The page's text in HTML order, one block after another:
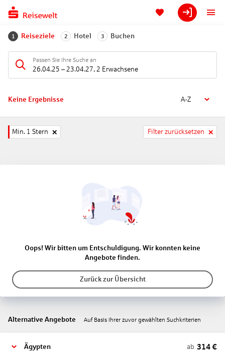
1 Reiseziele 2 Hotel 3 Buchen
Passen Sie Ihre Suche an
26.04.25 – 23.04.27, 2 Erwachsene
Keine Ergebnisse A-Z
Min. 1 Stern Filter zurücksetzen
Oops! Wir bitten um Entschuldigung. Wir konnten keine
Angebote finden.
Zurück zur Übersicht
Alternative Angebote Auf Basis Ihrer zuvor gewählten Suchkriterien
Ägypten ab 314€